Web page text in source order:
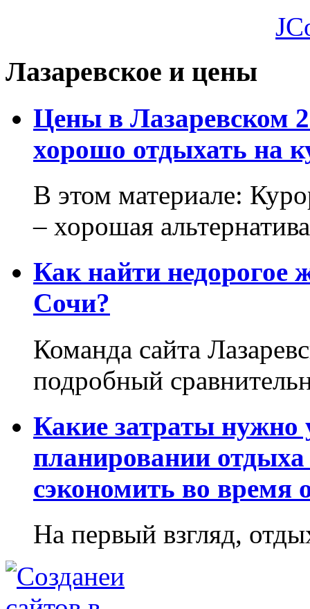
Лазаревское и цены
Цены в Лазаревском
хорошо отдыхать на
В этом материале:
– хорошая
Как найти недорогое
Сочи?
Команда сайта
подробный
Какие затраты нужно
планировании
сэкономить во время
На первый взгляд,